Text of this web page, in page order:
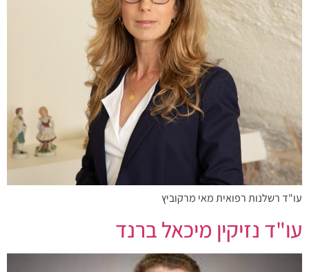
עו"ד רשלנות רפואית מאי מרקוביץ
עו"ד נזיקין מיכאל ברנד